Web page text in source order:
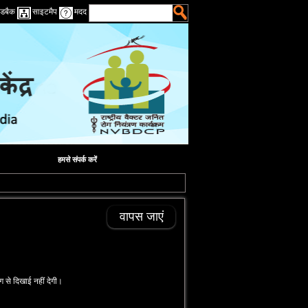
साइटमैप मदद
हमसे संपर्क करें
वापस जाएं
से दिखाई नहीं देगी।